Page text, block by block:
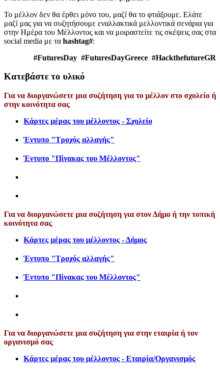
Το μέλλον δεν θα έρθει μόνο του, μαζί θα το φτιάξουμε. Ελάτε
μαζί μας για να συζητήσουμε εναλλακτικά μελλοντικά σενάρια για
στην Ημέρα του Μέλλοντος και να μοιραστείτε τις σκέψεις σας στα
social media με τα hashtag#:
#FuturesDay #FuturesDayGreece #HackthefutureGR
Κατεβάστε το υλικό
Για να διοργανώσετε μια συζήτηση για το μέλλον στο σχολείο ή
στην κοινότητα σας
Κάρτες μέρας του μέλλοντος - Σχολείο
Έντυπο "Τροχός αλλαγής"
Έντυπο "Πίνακας του Μέλλοντος"
Για να διοργανώσετε μια συζήτηση για στον Δήμο ή την τοπική
κοινότητα σας
Κάρτες μέρας του μέλλοντος - Δήμος
Έντυπο "Τροχός αλλαγής"
Έντυπο "Πίνακας του Μέλλοντος"
Για να διοργανώσετε μια συζήτηση για στην εταιρία ή τον
οργανισμό σας
Κάρτες μέρας του μέλλοντος - Εταιρία/Οργανισμός